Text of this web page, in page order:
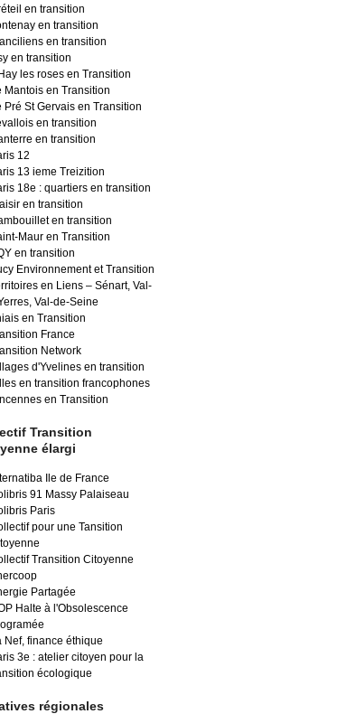
en transition
en transition
en transition
en transition
les roses en Transition
Mantois en Transition
Pré St Gervais en Transition
en transition
en transition
12
13 ieme Treizition
18e : quartiers en transition
en transition
en transition
Maur en Transition
en transition
Environnement et Transition
en Liens – Sénart, Val-
Val-de-Seine
en Transition
France
Network
d'Yvelines en transition
en transition francophones
en Transition
Transition
élargi
Ile de France
91 Massy Palaiseau
Paris
pour une Tansition
Transition Citoyenne
Partagée
Halte à l'Obsolescence
Nef, finance éthique
3e : atelier citoyen pour la
écologique
régionales